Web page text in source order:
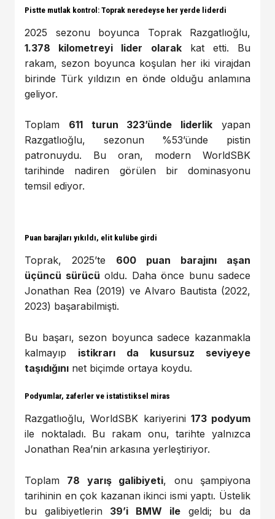
Pistte mutlak kontrol: Toprak neredeyse her yerde liderdi
2025 sezonu boyunca Toprak Razgatlıoğlu,
1.378 kilometreyi lider olarakkat etti. Bu
rakam, sezon boyunca koşulan her iki virajdan
birinde Türk yıldızın en önde olduğu anlamına
geliyor.
Toplam 611 turun 323’ünde liderlik yapan
Razgatlıoğlu, sezonun %53’ünde pistin
patronuydu. Bu oran, modern WorldSBK
tarihinde nadiren görülen bir dominasyonu
temsil ediyor.
Puan barajları yıkıldı, elit kulübe girdi
Toprak, 2025’te 600 puan barajını aşan
üçüncü sürücü oldu. Daha önce bunu sadece
Jonathan Rea (2019) ve Alvaro Bautista (2022,
2023) başarabilmişti.
Bu başarı, sezon boyunca sadece kazanmakla
kalmayıp istikrarı da kusursuz seviyeye
taşıdığını net biçimde ortaya koydu.
Podyumlar, zaferler ve istatistiksel miras
Razgatlıoğlu, WorldSBK kariyerini 173 podyum
ile noktaladı. Bu rakam onu, tarihte yalnızca
Jonathan Rea’nin arkasına yerleştiriyor.
Toplam 78 yarış galibiyeti, onu şampiyona
tarihinin en çok kazanan ikinci ismi yaptı. Üstelik
bu galibiyetlerin 39’i BMW ilegeldi; bu da